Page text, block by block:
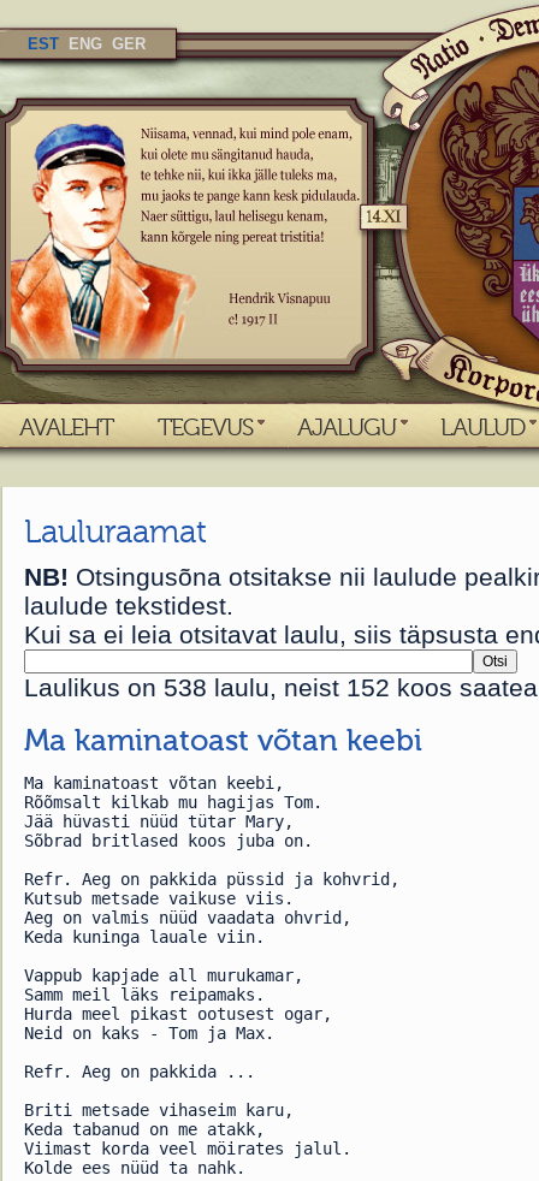
EST ENG GER
AVALEHT TEGEVUS AJALUGU LAULUD
Lauluraamat
NB! Otsingusõna otsitakse nii laulude
laulude tekstidest.
Kui sa ei leia otsitavat laulu, siis täpsusta
Laulikus on 538 laulu, neist 152 koos
Ma kaminatoast võtan keebi
Ma kaminatoast võtan keebi,
Rõõmsalt kilkab mu hagijas Tom.
Jää hüvasti nüüd tütar Mary,
Sõbrad britlased koos juba on.
Refr. Aeg on pakkida püssid ja kohvrid,
Kutsub metsade vaikuse viis.
Aeg on valmis nüüd vaadata ohvrid,
Keda kuninga lauale viin.
Vappub kapjade all murukamar,
Samm meil läks reipamaks.
Hurda meel pikast ootusest ogar,
Neid on kaks - Tom ja Max.
Refr. Aeg on pakkida ...
Briti metsade vihaseim karu,
Keda tabanud on me atakk,
Viimast korda veel möirates jalul.
Kolde ees nüüd ta nahk.